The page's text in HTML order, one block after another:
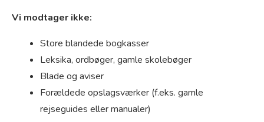
Vi modtager ikke:
Store blandede bogkasser
Leksika, ordbøger, gamle skolebøger
Blade og aviser
Forældede opslagsværker (f.eks. gamle
rejseguides eller manualer)